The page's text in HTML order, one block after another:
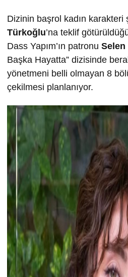
Dizinin başrol kadın karakteri
Türkoğlu’na teklif
Dass Yapım’ın patronu Selen
Başka Hayatta” dizisinde
yönetmeni belli olmayan 8
çekilmesi planlanıyor.